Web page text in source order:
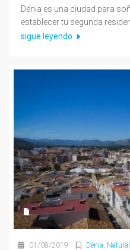
Dénia es una ciudad para
establecer tu segunda
sigue leyendo
01/08/2019 Dénia,